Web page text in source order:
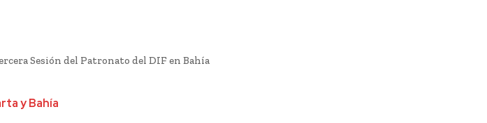
Sesión del Patronato del DIF en Bahía
y Bahía